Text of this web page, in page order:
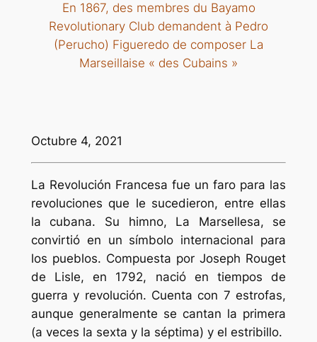
En 1867, des membres du Bayamo
Revolutionary Club demandent à Pedro
(Perucho) Figueredo de composer La
Marseillaise « des Cubains »
Octubre 4, 2021
La Revolución Francesa fue un faro para las
revoluciones que le sucedieron, entre ellas
la cubana. Su himno, La Marsellesa, se
convirtió en un símbolo internacional para
los pueblos. Compuesta por Joseph Rouget
de Lisle, en 1792, nació en tiempos de
guerra y revolución. Cuenta con 7 estrofas,
aunque generalmente se cantan la primera
(a veces la sexta y la séptima) y el estribillo.